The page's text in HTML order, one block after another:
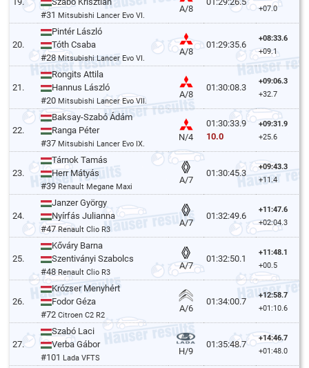
#31 Mitsubishi Lancer Evo VI.
A/8
+07.0
20.
Pintér László
Tóth Csaba
#28Mitsubishi Lancer Evo VI.
A/8
01:29:35.6
+08:33.6
+09.1
21.
Rongits Attila
Hannus László
#20 Mitsubishi Lancer Evo VII.
A/8
01:30:08.3
+09:06.3
+32.7
22.
Baksay-Szabó Ádám
Ranga Péter
#37 Mitsubishi Lancer Evo IX.
N/4
01:30:33.9
10.0
+09:31.9
+25.6
23.
Tárnok Tamás
Herr Mátyás
#39Renault Megane Maxi
A/7
01:30:45.3
+09:43.3
+11.4
24.
Janzer György
Nyírfás Julianna
#47Renault Clio R3
A/7
01:32:49.6
+11:47.6
+02:04.3
25.
Kőváry Barna
Szentiványi Szabolcs
#48Renault Clio R3
A/7
01:32:50.1
+11:48.1
+00.5
26.
Krózser Menyhért
Fodor Géza
#72Citroen C2 R2
A/6
01:34:00.7
+12:58.7
+01:10.6
27.
Szabó Laci
Verba Gábor
#101 Lada VFTS
H/9
01:35:48.7
+14:46.7
+01:48.0